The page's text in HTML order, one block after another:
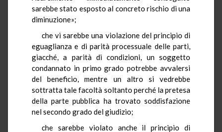
sarebbe stato esposto al concreto rischio di una
diminuzione»;
che vi sarebbe una violazione del principio di
eguaglianza e di parità processuale delle parti,
giacché, a parità di condizioni, un soggetto
condannato in primo grado potrebbe avvalersi
del beneficio, mentre un altro si vedrebbe
sottratta tale facoltà soltanto perché la pretesa
della parte pubblica ha trovato soddisfazione
nel secondo grado del giudizio;
che sarebbe violato anche il principio di